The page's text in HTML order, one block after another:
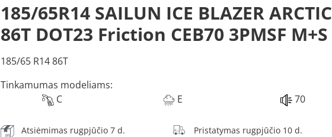
185/65R14 SAILUN ICE BLAZER ARCTIC
86T DOT23 Friction CEB70 3PMSF M+S
185/65 R14 86T
Tinkamumas modeliams:
C
E 70
Atsiėmimas rugpjūčio 7 d. Pristatymas rugpjūčio 10 d.